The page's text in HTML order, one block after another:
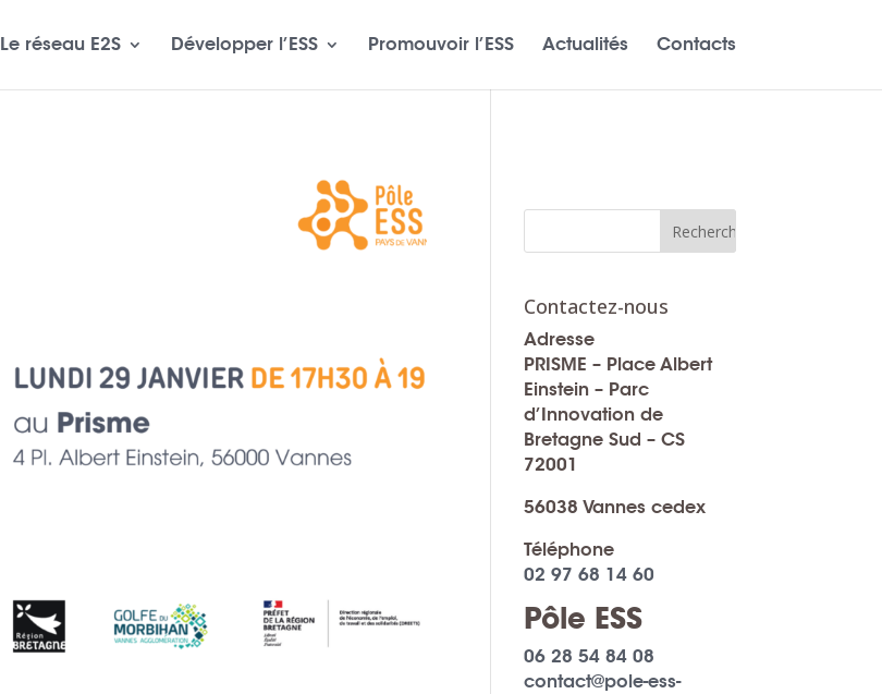
Le réseau E2S Développer l’ESS Promouvoir l’ESS Actualités Contacts
Contactez-nous
Adresse
PRISME – Place Albert
Einstein – Parc
d’Innovation de
Bretagne Sud – CS
72001
56038 Vannes cedex
Téléphone
02 97 68 14 60
Pôle ESS
06 28 54 84 08
contact@pole-ess-